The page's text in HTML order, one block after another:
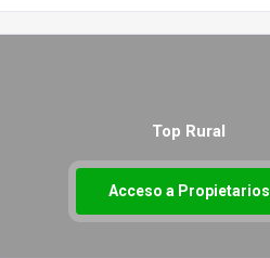
Top Rural
Acceso a Propietarios